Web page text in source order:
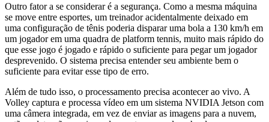
Outro fator a se considerar é a segurança. Como a mesma máquina
se move entre esportes, um treinador acidentalmente deixado em
uma configuração de tênis poderia disparar uma bola a 130 km/h em
um jogador em uma quadra de platform tennis, muito mais rápido do
que esse jogo é jogado e rápido o suficiente para pegar um jogador
desprevenido. O sistema precisa entender seu ambiente bem o
suficiente para evitar esse tipo de erro.
Além de tudo isso, o processamento precisa acontecer ao vivo. A
Volley captura e processa vídeo em um sistema NVIDIA Jetson com
uma câmera integrada, em vez de enviar as imagens para a nuvem,